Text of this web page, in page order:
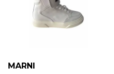
MARNI